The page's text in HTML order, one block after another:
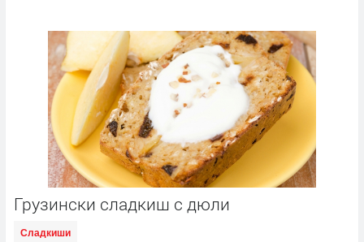
Грузински сладкиш с дюли
Сладкиши